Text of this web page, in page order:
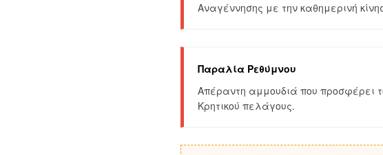
Αναγέννησης με την καθημερινή
Παραλία Ρεθύμνου
Απέραντη αμμουδιά που προσφέρει
Κρητικού πελάγους.